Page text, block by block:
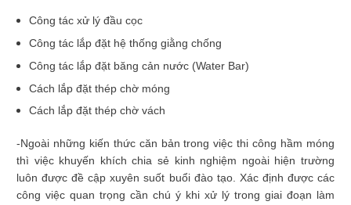
Công tác xử lý đầu cọc
Công tác lắp đặt hệ thống giằng chống
Công tác lắp đặt băng cản nước (Water Bar)
Cách lắp đặt thép chờ móng
Cách lắp đặt thép chờ vách
-Ngoài những kiến thức căn bản trong việc thi công hầm móng
thì việc khuyến khích chia sẻ kinh nghiệm ngoài hiện trường
luôn được đề cập xuyên suốt buổi đào tạo. Xác định được các
công việc quan trọng cần chú ý khi xử lý trong giai đoạn làm